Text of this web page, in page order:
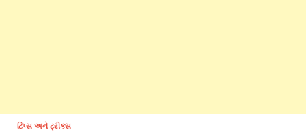
ટિપ્સ અને ટ્રીક્સ